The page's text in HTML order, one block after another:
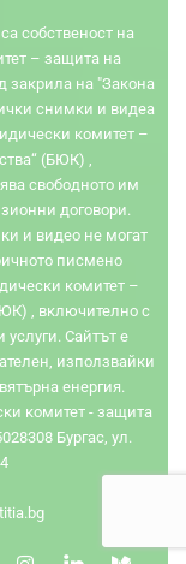
собственост на
– защита на
закрила на "Закона
снимки и видеа
комитет –
(БЮК) ,
свободното им
договори.
и видео не могат
писмено
комитет –
, включително с
Сайтът e
използвайки
енергия.
комитет - защита
Бургас, ул.